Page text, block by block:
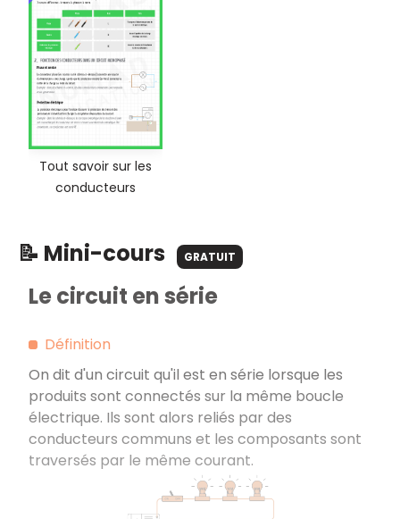
Tout savoir sur les
conducteurs
📝 Mini-cours GRATUIT
Le circuit en série
Définition
On dit d'un circuit qu'il est en série lorsque les
produits sont connectés sur la même boucle
électrique. Ils sont alors reliés par des
conducteurs communs et les composants sont
traversés par le même courant.